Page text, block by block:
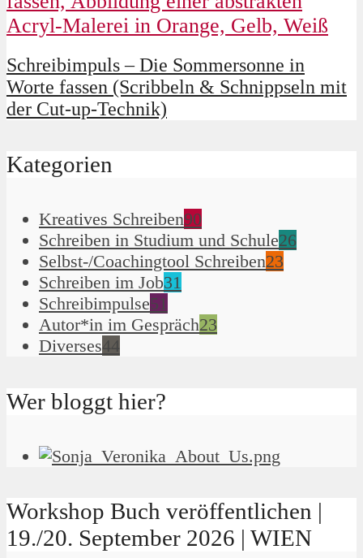
Schreibimpuls – Die Sommersonne in
Worte fassen (Scribbeln & Schnippseln mit
der Cut-up-Technik)
Kategorien
Kreatives Schreiben90
Schreiben in Studium und Schule26
Selbst-/Coachingtool Schreiben23
Schreiben im Job31
Schreibimpulse51
Autor*in im Gespräch23
Diverses44
Wer bloggt hier?
Workshop Buch veröffentlichen |
19./20. September 2026 | WIEN